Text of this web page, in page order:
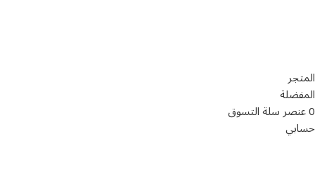
المتجر
المفضلة
0عنصرسلة التسوق
حسابي